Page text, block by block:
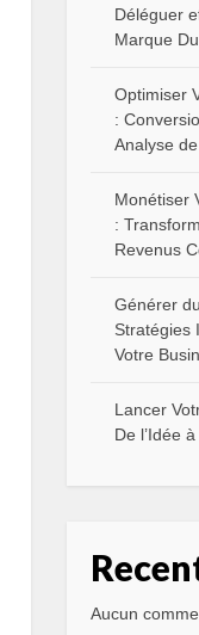
Déléguer
Marque
Optimiser
:
Analyse
Monétiser
:
Revenus
Générer
Stratégies
Votre
Lancer
De l’Idée
Aucun